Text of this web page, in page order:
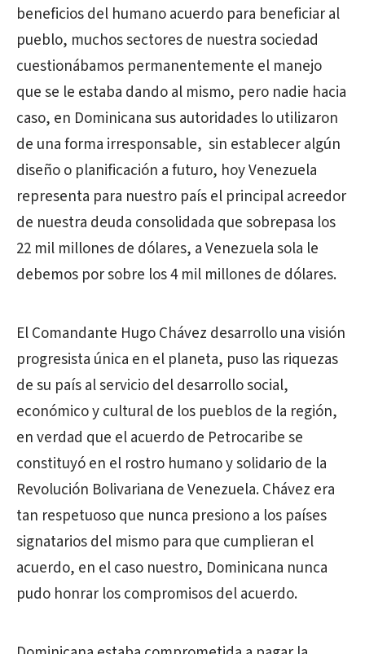
beneficios del humano acuerdo para beneficiar al
pueblo, muchos sectores de nuestra sociedad
cuestionábamos permanentemente el manejo
que se le estaba dando al mismo, pero nadie hacia
caso, en Dominicana sus autoridades lo utilizaron
de una forma irresponsable, sin establecer algún
diseño o planificación a futuro, hoy Venezuela
representa para nuestro país el principal acreedor
de nuestra deuda consolidada que sobrepasa los
22 mil millones de dólares, a Venezuela sola le
debemos por sobre los 4 mil millones de dólares.
El Comandante Hugo Chávez desarrollo una visión
progresista única en el planeta, puso las riquezas
de su país al servicio del desarrollo social,
económico y cultural de los pueblos de la región,
en verdad que el acuerdo de Petrocaribe se
constituyó en el rostro humano y solidario de la
Revolución Bolivariana de Venezuela. Chávez era
tan respetuoso que nunca presiono a los países
signatarios del mismo para que cumplieran el
acuerdo, en el caso nuestro, Dominicana nunca
pudo honrar los compromisos del acuerdo.